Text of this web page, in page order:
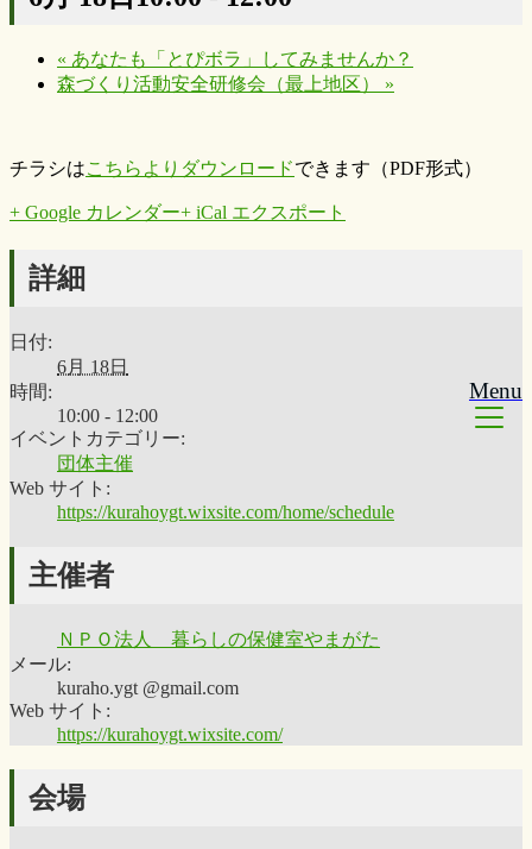
Menu
« あなたも「とぴボラ」してみませんか？
森づくり活動安全研修会（最上地区） »
チラシはこちらよりダウンロードできます（PDF形式）
+ Google カレンダー+ iCal エクスポート
詳細
日付:
6月 18日
時間:
10:00 - 12:00
イベントカテゴリー:
団体主催
Web サイト:
https://kurahoygt.wixsite.com/home/schedule
主催者
ＮＰＯ法人 暮らしの保健室やまがた
メール:
kuraho.ygt @gmail.com
Web サイト:
https://kurahoygt.wixsite.com/
会場